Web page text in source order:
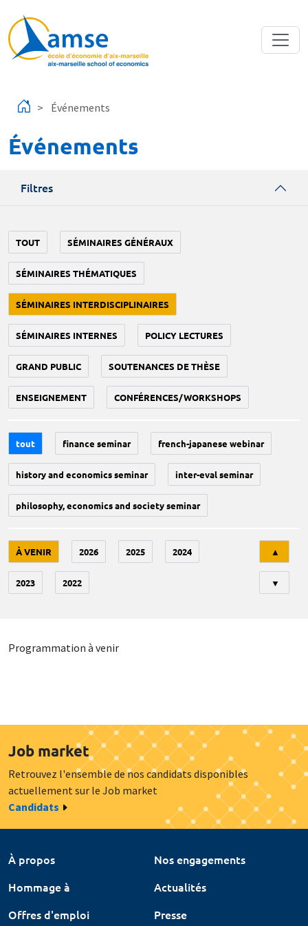
Événements
Événements
Filtres
TOUT SÉMINAIRES GÉNÉRAUX
SÉMINAIRES THÉMATIQUES
SÉMINAIRES INTERDISCIPLINAIRES
SÉMINAIRES INTERNES POLICY LECTURES
GRAND PUBLIC SOUTENANCES DE THÈSE
ENSEIGNEMENT CONFÉRENCES/WORKSHOPS
tout finance seminar french-japanese webinar
history and economics seminar inter-eval seminar
philosophy, economics and society seminar
À VENIR 2026 2025 2024
2023 2022
▲
▼
Programmation à venir
Job market
Retrouvez l'ensemble de nos candidats disponibles
actuellement sur le Job market
Candidats
À propos
Nos engagements
Hommage à
Actualités
Offres d'emploi
Presse